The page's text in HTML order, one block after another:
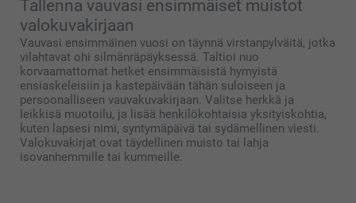
Tallenna vauvasi ensimmäiset muistot
valokuvakirjaan
Vauvasi ensimmäinen vuosi on täynnä virstanpylväitä, jotka
vilahtavat ohi silmänräpäyksessä. Taltioi nuo
korvaamattomat hetket ensimmäisistä hymyistä
ensiaskeleisiin ja kastepäivään tähän suloiseen ja
persoonalliseen vauvakuvakirjaan. Valitse herkkä ja
leikkisä muotoilu, ja lisää henkilökohtaisia yksityiskohtia,
kuten lapsesi nimi, syntymäpäivä tai sydämellinen viesti.
Valokuvakirjat ovat täydellinen muisto tai lahja
isovanhemmille tai kummeille.